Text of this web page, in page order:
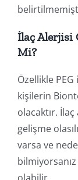
İlaç Alerjisi
Mi?
Özellikle
kişilerin
olacaktır.
gelişme
varsa ve